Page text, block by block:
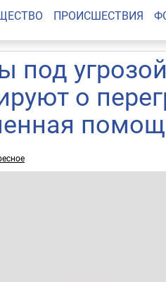
ПРОИСШЕСТВИЯ
под
о